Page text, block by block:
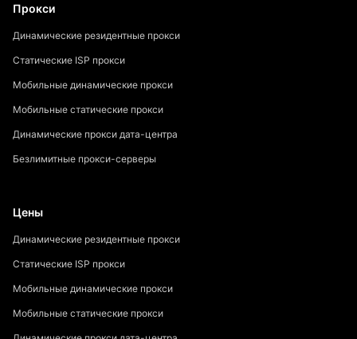
Прокси
Динамические резидентные прокси
Статические ISP прокси
Мобильные динамические прокси
Мобильные статические прокси
Динамические прокси дата-центра
Безлимитные прокси-серверы
Цены
Динамические резидентные прокси
Статические ISP прокси
Мобильные динамические прокси
Мобильные статические прокси